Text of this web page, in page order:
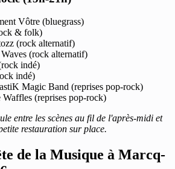
Vôtre (bluegrass)
& folk)
(rock alternatif)
(rock alternatif)
indé)
indé)
Magic Band (reprises pop-rock)
(reprises pop-rock)
entre les scènes au fil de l'après-midi et
restauration sur place.
de la Musique à Marcq-